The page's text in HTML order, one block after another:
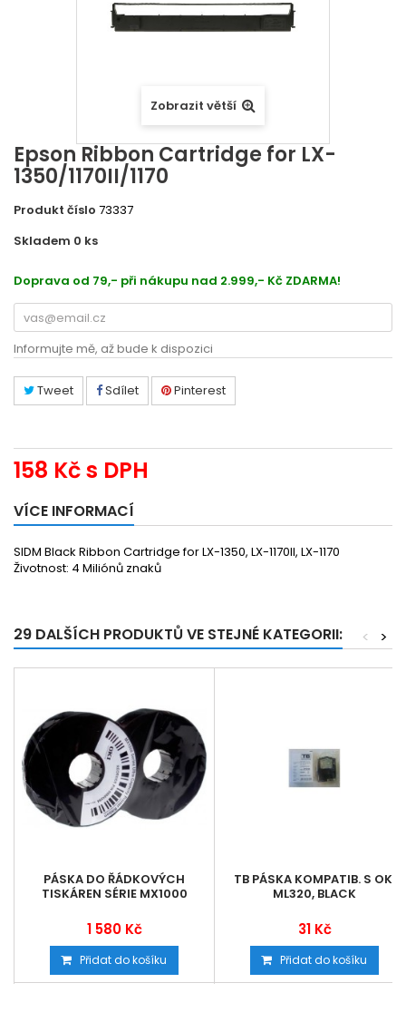
Zobrazit větší
Epson Ribbon Cartridge for LX-
1350/1170II/1170
Produkt číslo 73337
Skladem 0 ks
Doprava od 79,- při nákupu nad 2.999,- Kč ZDARMA!
Informujte mě, až bude k dispozici
Tweet Sdílet Pinterest
158 Kčs DPH
VÍCE INFORMACÍ
SIDM Black Ribbon Cartridge for LX-1350, LX-1170II, LX-1170
Životnost: 4 Miliónů znaků
29 DALŠÍCH PRODUKTŮ VE STEJNÉ KATEGORII: >
<
PÁSKA DO ŘÁDKOVÝCH
TISKÁREN SÉRIE MX1000
1 580 Kč
Přidat do košíku
TB PÁSKA KOMPATIB. S OKI
ML320, BLACK
31 Kč
Přidat do košíku